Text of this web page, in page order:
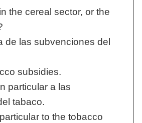
the cereal sector, or the
de las subvenciones del
subsidies.
particular a las
tabaco.
to the tobacco